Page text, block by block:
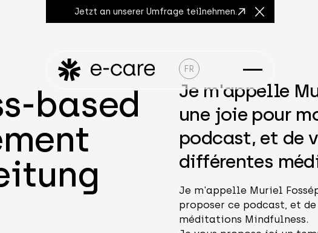
Jetzt an unserer Umfrage teilnehmen.
Close
based
FR
Je m'appelle
une joie pour
podcast, et de
différentes
Je m'appelle Muriel
proposer ce podcast, et
méditations Mindfulness.